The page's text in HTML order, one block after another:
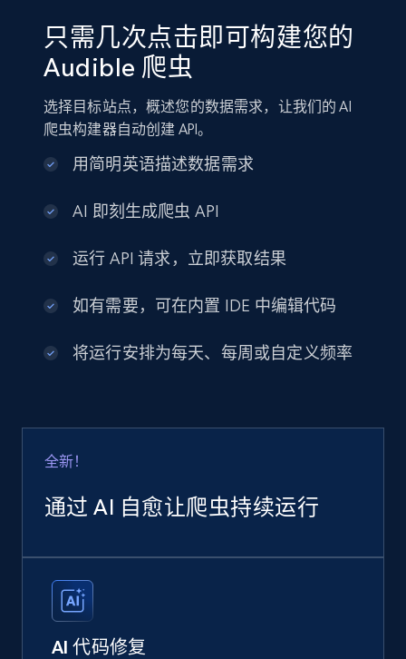
只需几次点击即可构建您的
Audible 爬虫
选择目标站点，概述您的数据需求，让我们的 AI
爬虫构建器自动创建 API。
用简明英语描述数据需求
AI 即刻生成爬虫 API
运行 API 请求，立即获取结果
如有需要，可在内置 IDE 中编辑代码
将运行安排为每天、每周或自定义频率
全新！
通过 AI 自愈让爬虫持续运行
AI 代码修复